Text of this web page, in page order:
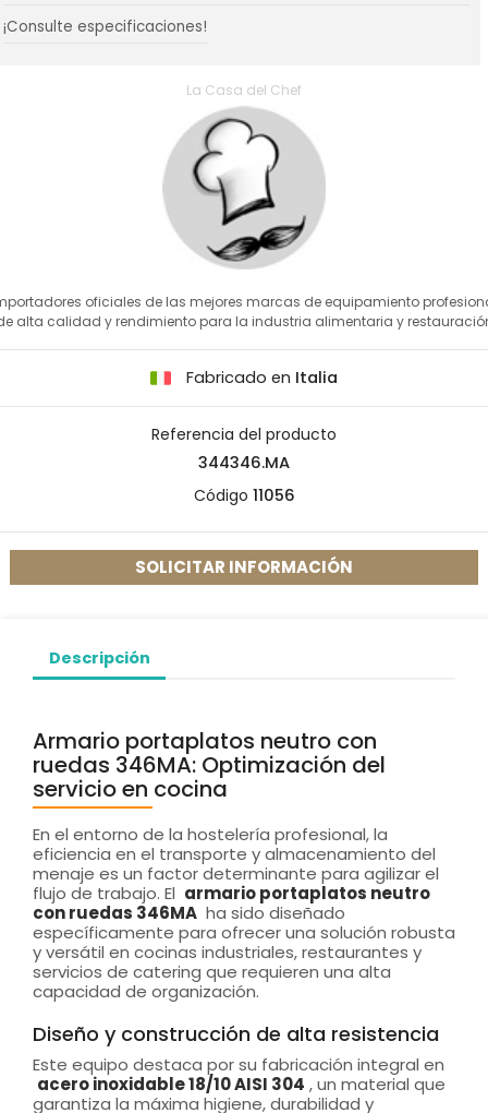
¡Consulte especificaciones!
La Casa del Chef
oficiales de las mejores marcas de equipamiento
alta calidad y rendimiento para la industria alimentaria y
Fabricado en Italia
Referencia del producto
344346.MA
Código 11056
SOLICITAR INFORMACIÓN
Descripción
Armario portaplatos neutro con
ruedas 346MA: Optimización del
servicio en cocina
En el entorno de la hostelería profesional, la
eficiencia en el transporte y almacenamiento del
menaje es un factor determinante para agilizar el
flujo de trabajo. El armario portaplatos neutro
con ruedas 346MA ha sido diseñado
específicamente para ofrecer una solución robusta
y versátil en cocinas industriales, restaurantes y
servicios de catering que requieren una alta
capacidad de organización.
Diseño y construcción de alta resistencia
Este equipo destaca por su fabricación integral en
acero inoxidable 18/10 AISI 304 , un material que
garantiza la máxima higiene, durabilidad y